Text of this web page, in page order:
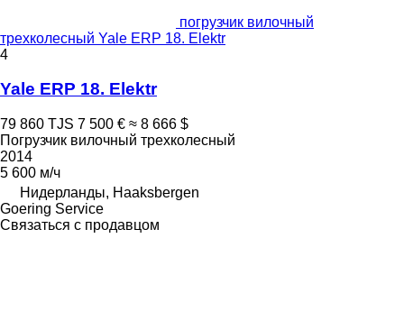
погрузчик вилочный
трехколесный Yale ERP 18. Elektr
4
Yale ERP 18. Elektr
79 860 TJS 7 500 € ≈ 8 666 $
Погрузчик вилочный трехколесный
2014
5 600 м/ч
Нидерланды, Haaksbergen
Goering Service
Связаться с продавцом